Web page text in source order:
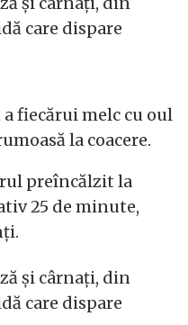
fiecărui melc cu oul
la coacere.
preîncălzit la
25 de minute,